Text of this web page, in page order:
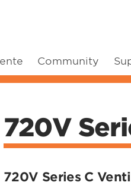
Community
720V
720V Series C